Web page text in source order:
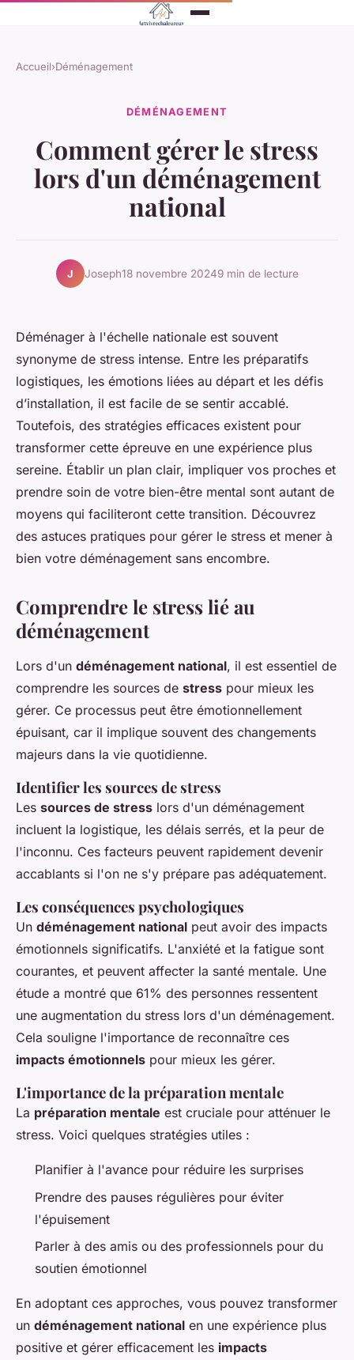
Accueil›Déménagement
DÉMÉNAGEMENT
Comment gérer le stress
lors d'un déménagement
national
J Joseph18 novembre 20249 min de lecture
Déménager à l'échelle nationale est souvent
synonyme de stress intense. Entre les préparatifs
logistiques, les émotions liées au départ et les défis
d’installation, il est facile de se sentir accablé.
Toutefois, des stratégies efficaces existent pour
transformer cette épreuve en une expérience plus
sereine. Établir un plan clair, impliquer vos proches et
prendre soin de votre bien-être mental sont autant de
moyens qui faciliteront cette transition. Découvrez
des astuces pratiques pour gérer le stress et mener à
bien votre déménagement sans encombre.
Comprendre le stress lié au
déménagement
Lors d'un déménagement national, il est essentiel de
comprendre les sources de stress pour mieux les
gérer. Ce processus peut être émotionnellement
épuisant, car il implique souvent des changements
majeurs dans la vie quotidienne.
Identifier les sources de stress
Les sources de stress lors d'un déménagement
incluent la logistique, les délais serrés, et la peur de
l'inconnu. Ces facteurs peuvent rapidement devenir
accablants si l'on ne s'y prépare pas adéquatement.
Les conséquences psychologiques
Un déménagement national peut avoir des impacts
émotionnels significatifs. L'anxiété et la fatigue sont
courantes, et peuvent affecter la santé mentale. Une
étude a montré que 61% des personnes ressentent
une augmentation du stress lors d'un déménagement.
Cela souligne l'importance de reconnaître ces
impacts émotionnels pour mieux les gérer.
L'importance de la préparation mentale
La préparation mentale est cruciale pour atténuer le
stress. Voici quelques stratégies utiles :
Planifier à l'avance pour réduire les surprises
Prendre des pauses régulières pour éviter
l'épuisement
Parler à des amis ou des professionnels pour du
soutien émotionnel
En adoptant ces approches, vous pouvez transformer
un déménagement national en une expérience plus
positive et gérer efficacement les impacts